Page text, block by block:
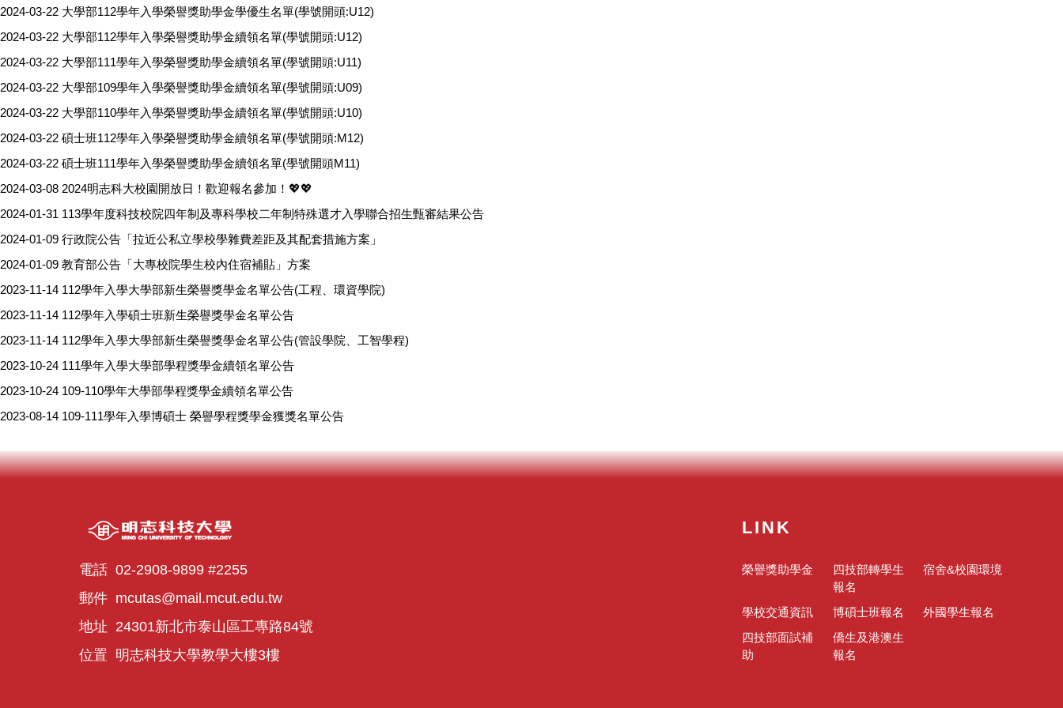
2024-03-22 大學部112學年入學榮譽獎助學金學優生名單(學號開頭:U12)
2024-03-22 大學部112學年入學榮譽獎助學金續領名單(學號開頭:U12)
2024-03-22 大學部111學年入學榮譽獎助學金續領名單(學號開頭:U11)
2024-03-22 大學部109學年入學榮譽獎助學金續領名單(學號開頭:U09)
2024-03-22 大學部110學年入學榮譽獎助學金續領名單(學號開頭:U10)
2024-03-22 碩士班112學年入學榮譽獎助學金續領名單(學號開頭:M12)
2024-03-22 碩士班111學年入學榮譽獎助學金續領名單(學號開頭M11)
2024-03-08 2024明志科大校園開放日！歡迎報名參加！💖💖
2024-01-31 113學年度科技校院四年制及專科學校二年制特殊選才入學聯合招生甄審結果公告
2024-01-09 行政院公告「拉近公私立學校學雜費差距及其配套措施方案」
2024-01-09 教育部公告「大專校院學生校內住宿補貼」方案
2023-11-14 112學年入學大學部新生榮譽獎學金名單公告(工程、環資學院)
2023-11-14 112學年入學碩士班新生榮譽獎學金名單公告
2023-11-14 112學年入學大學部新生榮譽獎學金名單公告(管設學院、工智學程)
2023-10-24 111學年入學大學部學程獎學金續領名單公告
2023-10-24 109-110學年大學部學程獎學金續領名單公告
2023-08-14 109-111學年入學博碩士 榮譽學程獎學金獲獎名單公告
電話 02-2908-9899 #2255
郵件 mcutas@mail.mcut.edu.tw
地址 24301新北市泰山區工專路84號
位置 明志科技大學教學大樓3樓
LINK
榮譽獎助學金
四技部轉學生
報名
宿舍&校園環境
學校交通資訊 博碩士班報名
外國學生報名
四技部面試補
助
僑生及港澳生
報名